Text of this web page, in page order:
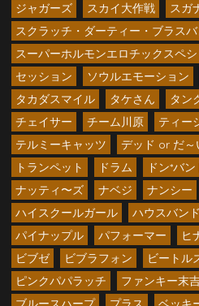
ジャガーズ
スカイ大作戦 スガ
スクラッチ・ダーティー・ブラスバ
スーパーホルモンエロチックスペ
セッション
ソウルエモーション
タカダスマイル
タケさん タン
チェイサー
チーム川原 ティー
テルミーキャッツ
デッド or だ～
トランペット
ドラム ドン*バン
ナッティ〜ズ
ナベジ ナンシー
ハイスクールガール
ハウスバンド
パイナップル
パフォーマー ヒ
ビブゼ
ビブラフォン ビートル
ピンクパパラッチ
ファンキー末